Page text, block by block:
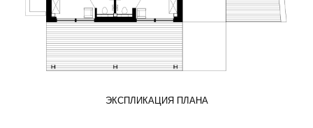
ЭКСПЛИКАЦИЯ ПЛАНА